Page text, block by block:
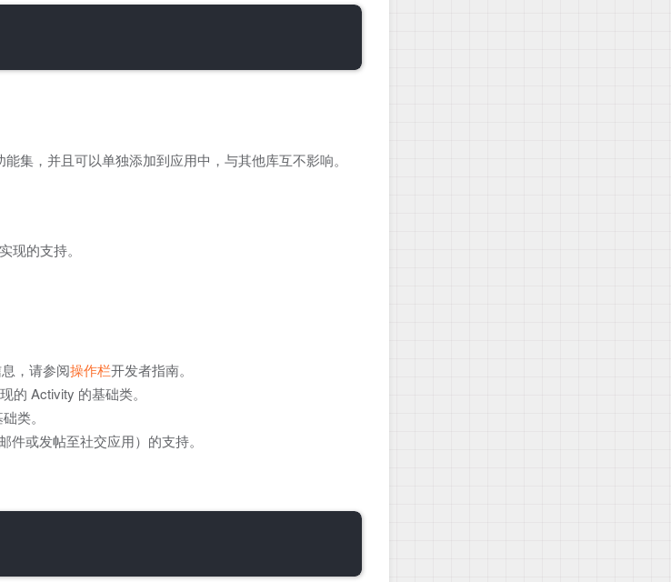
集，并且可以单独添加到应用中，与其他库互不影响。
现的支持。
，请参阅操作栏开发者指南。
的 Activity 的基础类。
类。
或发帖至社交应用）的支持。